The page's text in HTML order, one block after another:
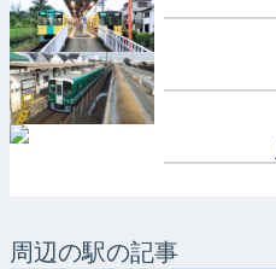
周辺の駅の記事